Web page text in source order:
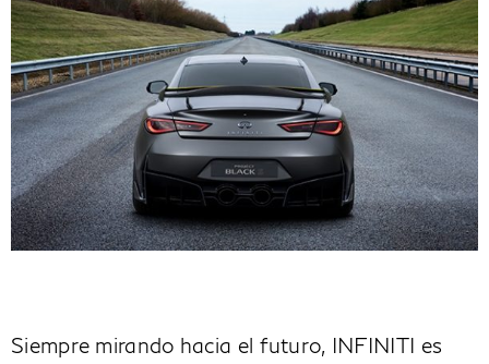
Siempre mirando hacia el futuro, INFINITI es